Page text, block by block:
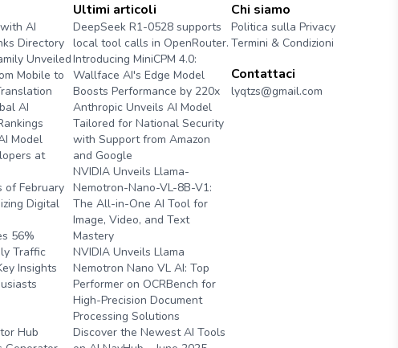
AI
Directory
Unveiled
Mobile to
AI
Model
at
of February
Digital
56%
Traffic
Insights
Hub
Ultimi articoli
DeepSeek R1-0528 supports
local tool calls in OpenRouter.
Introducing MiniCPM 4.0:
Wallface AI's Edge Model
Boosts Performance by 220x
Anthropic Unveils AI Model
Tailored for National Security
with Support from Amazon
and Google
NVIDIA Unveils Llama-
Nemotron-Nano-VL-8B-V1:
The All-in-One AI Tool for
Image, Video, and Text
Mastery
NVIDIA Unveils Llama
Nemotron Nano VL AI: Top
Performer on OCRBench for
High-Precision Document
Processing Solutions
Discover the Newest AI Tools
Chi siamo
Politica sulla Privacy
Termini & Condizioni
Contattaci
lyqtzs@gmail.com